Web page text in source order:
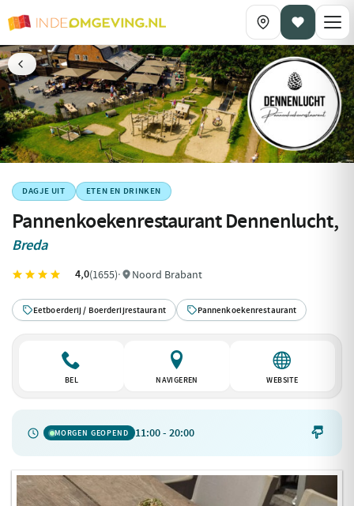
DAGJE UIT ETEN EN DRINKEN
Pannenkoekenrestaurant Dennenlucht,
Breda
4,0(1655)· Noord Brabant
Eetboerderij / Boerderijrestaurant Pannenkoekenrestaurant
BEL NAVIGEREN WEBSITE
MORGEN GEOPEND 11:00 - 20:00 